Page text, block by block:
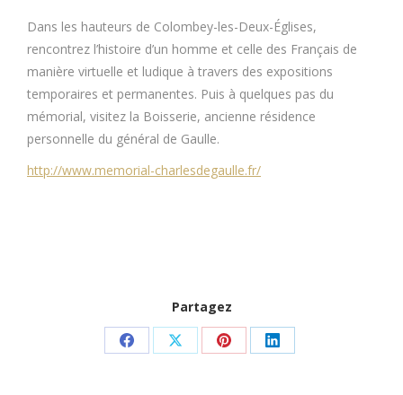
Dans les hauteurs de Colombey-les-Deux-Églises,
rencontrez l’histoire d’un homme et celle des Français de
manière virtuelle et ludique à travers des expositions
temporaires et permanentes. Puis à quelques pas du
mémorial, visitez la Boisserie, ancienne résidence
personnelle du général de Gaulle.
http://www.memorial-charlesdegaulle.fr/
Partagez
Share Share Share Share